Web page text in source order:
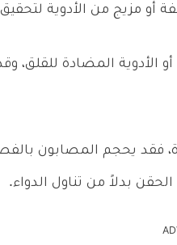
مزيج من الأدوية لتحقيق
أو الأدوية المضادة للقلق،
فقد يحجم المصابون
بدلاً من تناول الدواء.